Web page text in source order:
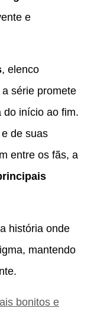
e
, elenco
série promete
do início ao fim.
de suas
entre os fãs, a
história onde
mantendo
bonitos e